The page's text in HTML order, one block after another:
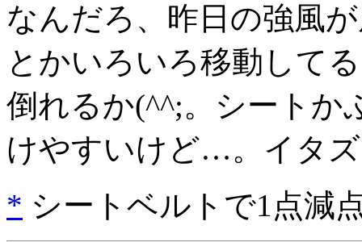
なんだろ、昨日の強風
とかいろいろ移動して
倒れるか(^^;。シートか
けやすいけど…。イタ
* シートベルトで1点減